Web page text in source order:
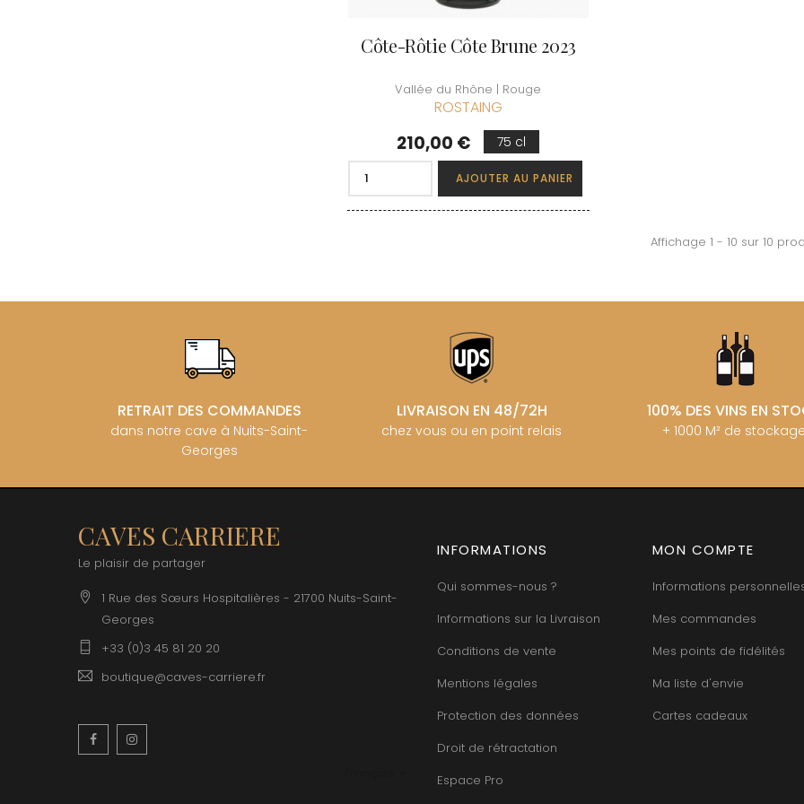
Côte-Rôtie Côte Brune 2023
Vallée du Rhône | Rouge
ROSTAING
Prix
210,00 € 75 cl
AJOUTER AU PANIER
Affichage 1 - 10 sur 10
RETRAIT DES COMMANDES
dans notre cave à Nuits-Saint-
Georges
LIVRAISON EN 48/72H
chez vous ou en point relais
100% DES VINS EN
+ 1000 M² de
CAVES CARRIERE
Le plaisir de partager
1 Rue des Sœurs Hospitalières - 21700 Nuits-Saint-
Georges
+33 (0)3 45 81 20 20
boutique@caves-carriere.fr
Facebook
INFORMATIONS
Qui sommes-nous ?
Informations sur la Livraison
Conditions de vente
Mentions légales
Protection des données
Droit de rétractation
Espace Pro
MON COMPTE
Informations
Mes commandes
Mes points de fidélités
Ma liste d'envie
Cartes cadeaux